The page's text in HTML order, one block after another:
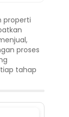
properti
proses
tahap